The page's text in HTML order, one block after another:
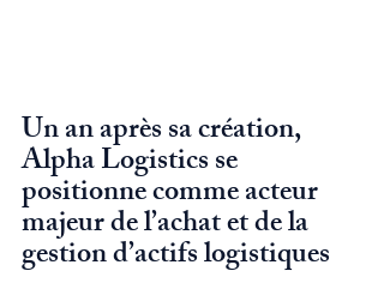
Un an après sa création,
Alpha Logistics se
positionne comme acteur
majeur de l’achat et de la
gestion d’actifs logistiques